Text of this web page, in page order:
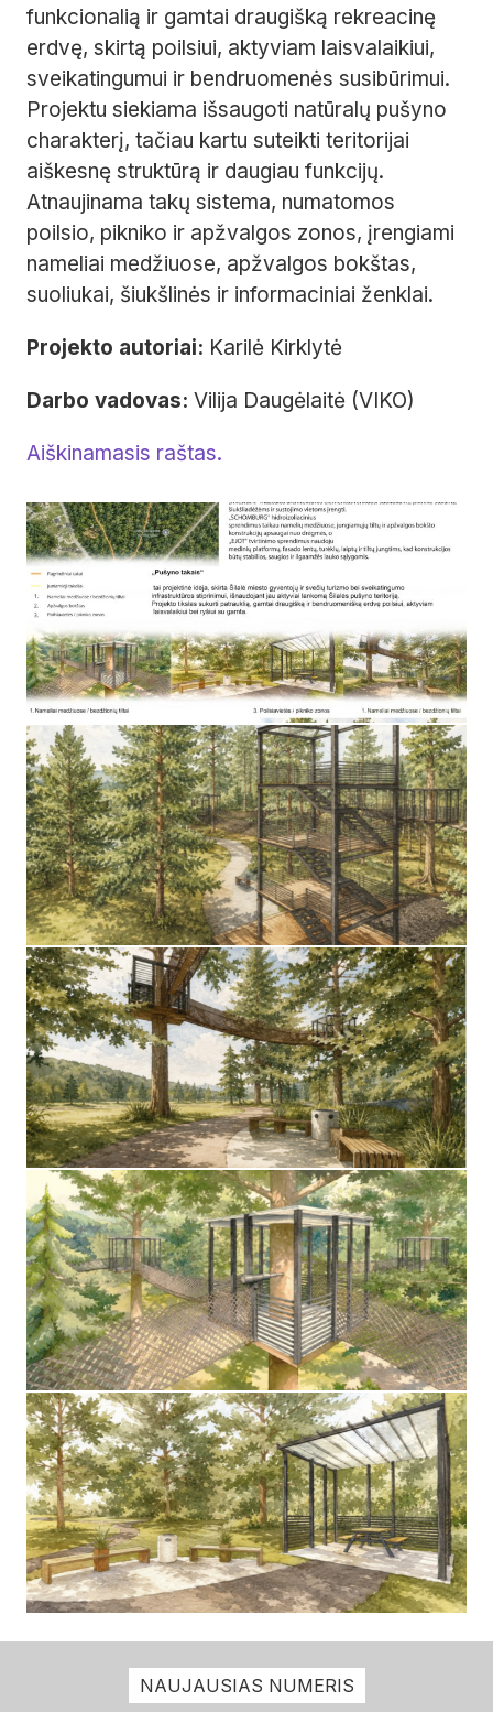
funkcionalią ir gamtai draugišką rekreacinę
erdvę, skirtą poilsiui, aktyviam laisvalaikiui,
sveikatingumui ir bendruomenės susibūrimui.
Projektu siekiama išsaugoti natūralų pušyno
charakterį, tačiau kartu suteikti teritorijai
aiškesnę struktūrą ir daugiau funkcijų.
Atnaujinama takų sistema, numatomos
poilsio, pikniko ir apžvalgos zonos, įrengiami
nameliai medžiuose, apžvalgos bokštas,
suoliukai, šiukšlinės ir informaciniai ženklai.
Projekto autoriai: Karilė Kirklytė
Darbo vadovas: Vilija Daugėlaitė (VIKO)
Aiškinamasis raštas.
NAUJAUSIAS NUMERIS